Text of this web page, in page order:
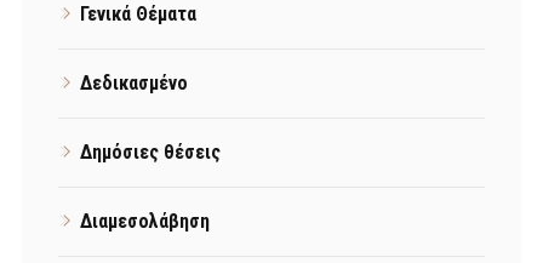
Γενικά Θέματα
Δεδικασμένο
Δημόσιες θέσεις
Διαμεσολάβηση